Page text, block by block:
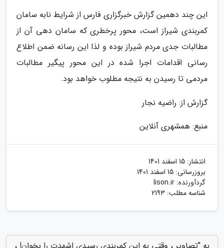
این چند دهمین گزارش خبرگزاری فارس از شرایط نابه سامان
کمربندی شیراز است، محور پرخطری که سامان دهی آن از
مطالبات جدی مردم شیراز بوده و لذا این رسانه ضمن اطلاع
رسانی اقدامات اجرا شده در این محور پیگیر مطالبات
مردمی تا رسیدن به نتیجه مطلوب خواهد بود.
گزارش از: راضیه نجار
منبع: همشهری آنلاین
انتشار: 15 اسفند 1401
بروزرسانی: 15 اسفند 1401
گردآورنده: lison.ir
شناسه مطلب: 2193